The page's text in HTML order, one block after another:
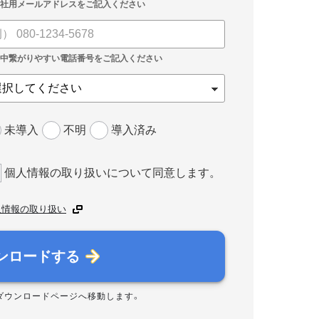
未導入 不明 導入済み
個人情報の取り扱いについて同意します。
報の取り扱い
ロードする
ウンロードページへ移動します。